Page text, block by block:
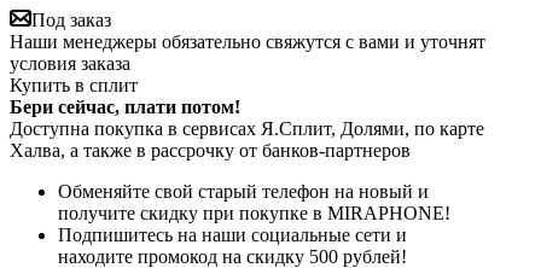
Под заказ
Наши менеджеры обязательно свяжутся с вами и уточнят
условия заказа
Купить в сплит
Бери сейчас, плати потом!
Доступна покупка в сервисах Я.Сплит, Долями, по карте
Халва, а также в рассрочку от банков-партнеров
Обменяйте свой старый телефон на новый и
получите скидку при покупке в MIRAPHONE!
Подпишитесь на наши социальные сети и
находите промокод на скидку 500 рублей!